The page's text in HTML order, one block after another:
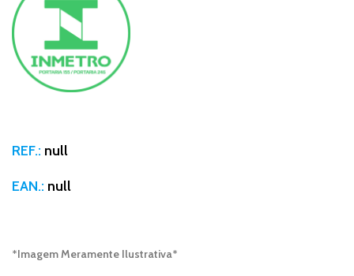
REF.: null
EAN.: null
*Imagem Meramente Ilustrativa*